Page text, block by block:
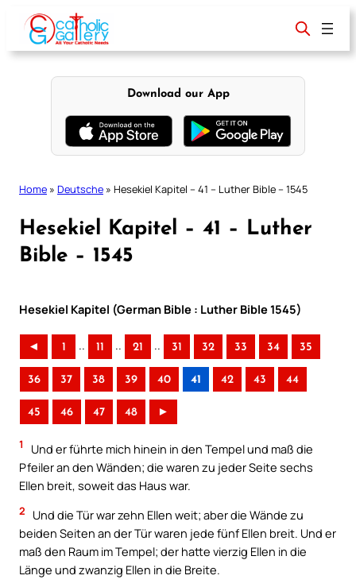
content
Download our App
Home » Deutsche » Hesekiel Kapitel – 41 – Luther Bible – 1545
Hesekiel Kapitel – 41 – Luther
Bible – 1545
Hesekiel Kapitel (German Bible : Luther Bible 1545)
◄ 1 .. 11 .. 21 .. 31 32 33 34 35
36 37 38 39 40 41 42 43 44
45 46 47 48 ►
1
Und er führte mich hinein in den Tempel und maß die
Pfeiler an den Wänden; die waren zu jeder Seite sechs
Ellen breit, soweit das Haus war.
2
Und die Tür war zehn Ellen weit; aber die Wände zu
beiden Seiten an der Tür waren jede fünf Ellen breit. Und er
maß den Raum im Tempel; der hatte vierzig Ellen in die
Länge und zwanzig Ellen in die Breite.